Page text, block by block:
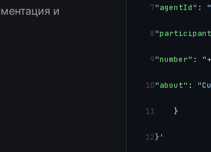
и
7"agentId" :
8
9"number" :
10"about" :
11
    }
12}'